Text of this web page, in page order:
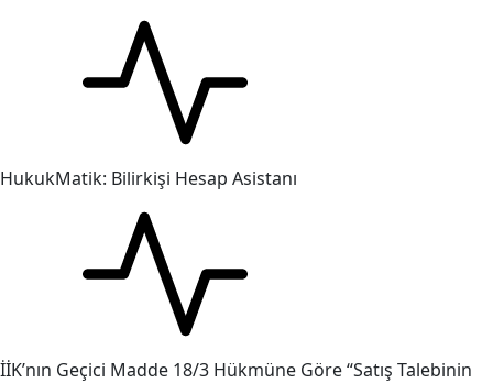
HukukMatik: Bilirkişi Hesap Asistanı
İİK’nın Geçici Madde 18/3 Hükmüne Göre “Satış Talebinin